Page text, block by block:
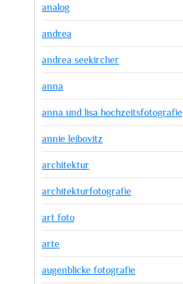
analog
andrea
andrea seekircher
anna
anna und lisa hochzeitsfotografie
annie leibovitz
architektur
architekturfotografie
art foto
arte
augenblicke fotografie